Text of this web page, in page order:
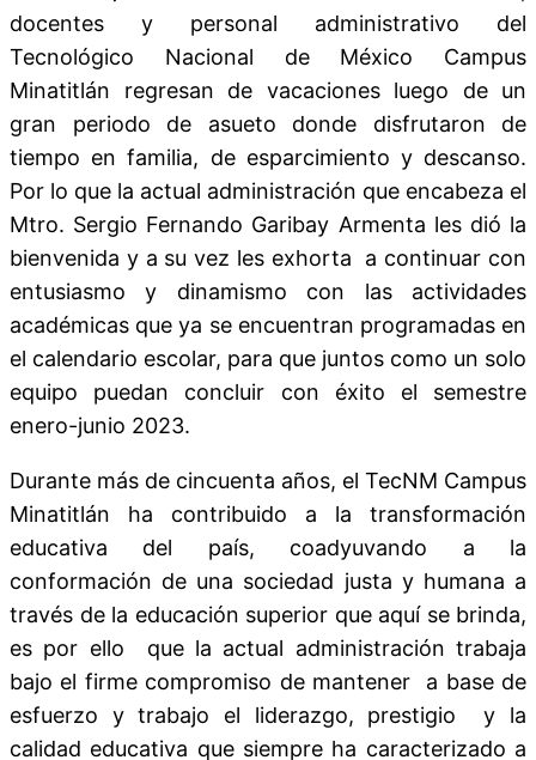
docentes y personal administrativo del
Tecnológico Nacional de México Campus
Minatitlán regresan de vacaciones luego de un
gran periodo de asueto donde disfrutaron de
tiempo en familia, de esparcimiento y descanso.
Por lo que la actual administración que encabeza el
Mtro. Sergio Fernando Garibay Armenta les dió la
bienvenida y a su vez les exhorta a continuar con
entusiasmo y dinamismo con las actividades
académicas que ya se encuentran programadas en
el calendario escolar, para que juntos como un solo
equipo puedan concluir con éxito el semestre
enero-junio 2023.
Durante más de cincuenta años, el TecNM Campus
Minatitlán ha contribuido a la transformación
educativa del país, coadyuvando a la
conformación de una sociedad justa y humana a
través de la educación superior que aquí se brinda,
es por ello que la actual administración trabaja
bajo el firme compromiso de mantener a base de
esfuerzo y trabajo el liderazgo, prestigio y la
calidad educativa que siempre ha caracterizado a